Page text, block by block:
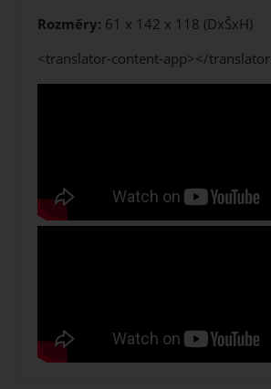
Rozměry: 61 x 142 x 118 (DxŠxH)
<translator-content-app></